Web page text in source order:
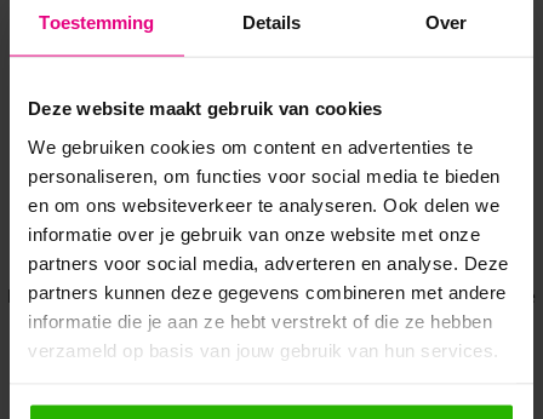
Toestemming Details Over
Deze website maakt gebruik van cookies
We gebruiken cookies om content en advertenties te
personaliseren, om functies voor social media te bieden
en om ons websiteverkeer te analyseren. Ook delen we
informatie over je gebruik van onze website met onze
partners voor social media, adverteren en analyse. Deze
partners kunnen deze gegevens combineren met andere
informatie die je aan ze hebt verstrekt of die ze hebben
verzameld op basis van jouw gebruik van hun services.
Als je op "Accepteer" klikt, dan geef je Voordeeluitjes.nl
Application error: a client-side exception has occurred while
loadingwww.voordeeluitjes.nl (see the browser console for more
information).